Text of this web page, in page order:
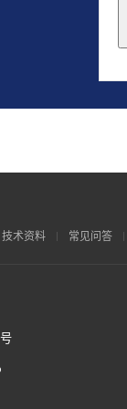
技术资料 常见问答